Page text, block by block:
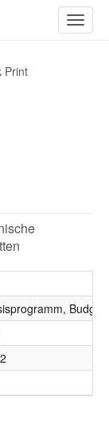
ein-/
Print